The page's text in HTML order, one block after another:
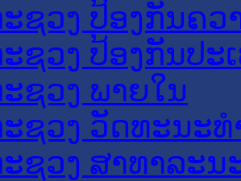
ຊວງ ປ້ອງກັນຄວ
ຊວງ ປ້ອງກັນປະ
ຊວງ ພາຍໃນ
ຊວງ ວັດທະນະ
ຊວງ ສາທາລະນ